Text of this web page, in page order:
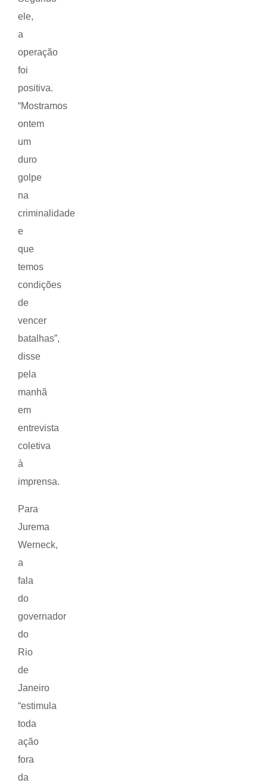
ele,
a
operação
foi
positiva.
“Mostramos
ontem
um
duro
golpe
na
criminalidade
e
que
temos
condições
de
vencer
batalhas”,
disse
pela
manhã
em
entrevista
coletiva
à
imprensa.
Para
Jurema
Werneck,
a
fala
do
governador
do
Rio
de
Janeiro
“estimula
toda
ação
fora
da